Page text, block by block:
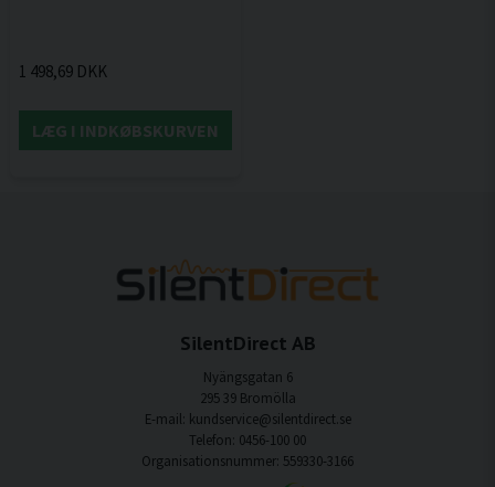
1 498,69 DKK
LÆG I INDKØBSKURVEN
SilentDirect AB
Nyängsgatan 6
295 39 Bromölla
E-mail: kundservice@silentdirect.se
Telefon: 0456-100 00
Organisationsnummer: 559330-3166